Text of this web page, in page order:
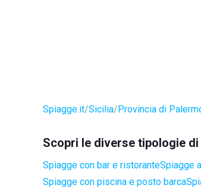
Spiagge.it Sicilia Provincia di
Scopri le diverse tipologie
Spiagge con bar e ristoranteSpiagge
Spiagge con piscina e posto barca